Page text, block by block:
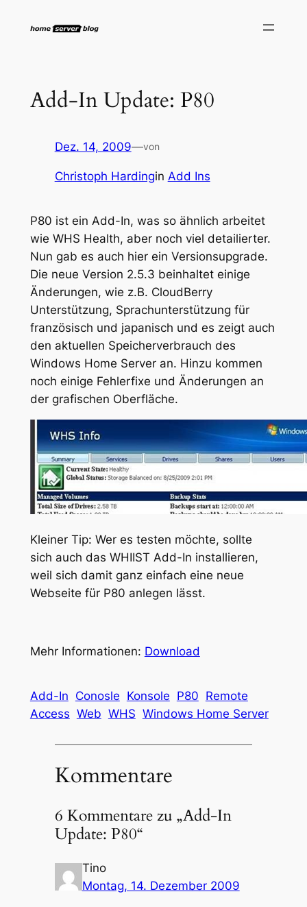
Inhalt
Add-In Update: P80
Dez. 14, 2009—von
Christoph Hardingin Add Ins
P80 ist ein Add-In, was so ähnlich arbeitet
wie WHS Health, aber noch viel detailierter.
Nun gab es auch hier ein Versionsupgrade.
Die neue Version 2.5.3 beinhaltet einige
Änderungen, wie z.B. CloudBerry
Unterstützung, Sprachunterstützung für
französisch und japanisch und es zeigt auch
den aktuellen Speicherverbrauch des
Windows Home Server an. Hinzu kommen
noch einige Fehlerfixe und Änderungen an
der grafischen Oberfläche.
Kleiner Tip: Wer es testen möchte, sollte
sich auch das WHIIST Add-In installieren,
weil sich damit ganz einfach eine neue
Webseite für P80 anlegen lässt.
Mehr Informationen: Download
Add-In Conosle Konsole P80 Remote
Access Web WHS Windows Home Server
Kommentare
6 Kommentare zu „Add-In
Update: P80“
Tino
Montag, 14. Dezember 2009